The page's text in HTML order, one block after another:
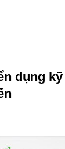
dụng